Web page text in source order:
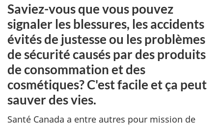
Saviez-vous que vous pouvez
signaler les blessures, les accidents
évités de justesse ou les problèmes
de sécurité causés par des produits
de consommation et des
cosmétiques? C'est facile et ça peut
sauver des vies.
Santé Canada a entre autres pour mission de